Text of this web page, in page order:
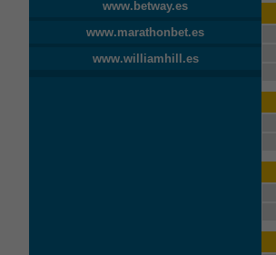
www.betway.es
www.marathonbet.es
www.williamhill.es